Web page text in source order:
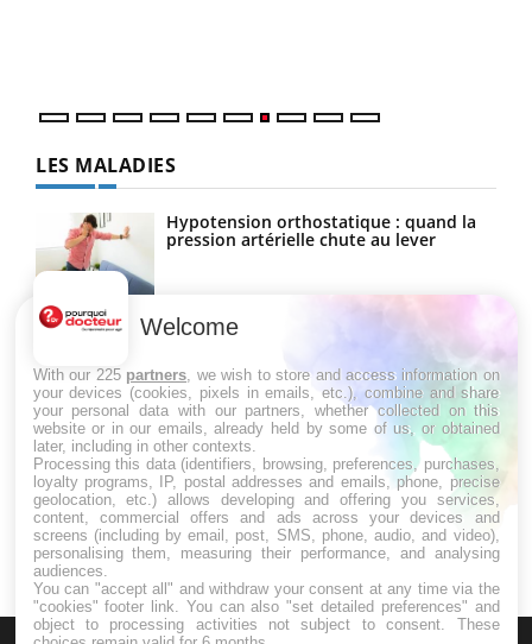
LES MALADIES
Hypotension orthostatique : quand la
pression artérielle chute au lever
Drépanocytose : une déformation des
globules rouges aux conséquences
Maladie de Charcot (Sclérose latérale
amyotrophique)
Welcome
With our 225 partners , we wish to store and access information on
your devices (cookies, pixels in emails, etc.), combine and share
your personal data with our partners, whether collected on this
website or in our emails, already held by some of us, or obtained
later, including in other contexts.
Processing this data (identifiers, browsing, preferences, purchases,
loyalty programs, IP, postal addresses and emails, phone, precise
geolocation, etc.) allows developing and offering you services,
content, commercial offers and ads across your devices and
screens (including by email, post, SMS, phone, audio, and video),
personalising them, measuring their performance, and analysing
audiences.
You can "accept all" and withdraw your consent at any time via the
"cookies" footer link . You can also "set detailed preferences" and
object to processing activities not subject to consent. These